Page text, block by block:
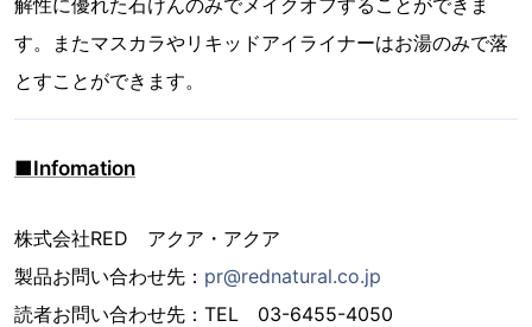
す。またマスカラやリキッドアイライナーはお湯のみで落
とすことができます。
■Infomation
株式会社RED アクア・アクア
製品お問い合わせ先： pr@rednatural.co.jp
読者お問い合わせ先：TEL 03-6455-4050